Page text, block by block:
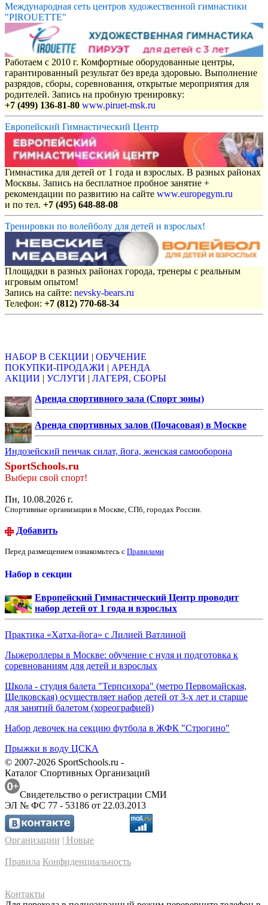
Международная сеть центров художественной гимнастики
"PIROUETTE"
Работаем с 2010 г. Комфортные оборудованные центры,
гарантированный результат без вреда здоровью. Выполнение
разрядов, сборы, соревнования, открытые мероприятия для
родителей. Запись на пробную тренировку:
+7 (499) 136-81-80 www.piruet-msk.ru
Европейский Гимнастический Центр
Гимнастика для детей от 1 года и взрослых. В разных районах
Москвы. Запись на бесплатное пробное занятие +
рекомендации по развитию на сайте www.europegym.ru
и по тел. +7 (495) 648-88-08
Тренировки по волейболу для детей и взрослых!
Площадки в разных районах города, тренеры с реальным
игровым опытом!
Запись на сайте: nevsky-bears.ru
Телефон: +7 (812) 770-68-34
НАБОР В СЕКЦИИ | ОБУЧЕНИЕ
ПОКУПКИ-ПРОДАЖИ | АРЕНДА
АКЦИИ | УСЛУГИ | ЛАГЕРЯ, СБОРЫ
Аренда спортивного зала (Спорт зоны)
Аренда спортивных залов (Почасовая) в Москве
Индозейский пенчак силат, йога, женская самооборона
SportSchools.ru
Выбери свой спорт!
Пн, 10.08.2026 г.
Спортивные организации в Москве, СПб, городах России.
Добавить
Перед размещением ознакомьтесь с Правилами
Набор в секции
Европейский Гимнастический Центр проводит
набор детей от 1 года и взрослых
Практика «Хатха-йога» с Лилией Ватлиной
Лыжероллеры в Москве: обучение с нуля и подготовка к
соревнованиям для детей и взрослых
Школа - студия балета "Терпсихора" (метро Первомайская,
Щелковская) осуществляет набор детей от 3-х лет и старше
для занятий балетом (хореографией)
Набор девочек на секцию футбола в ЖФК "Строгино"
Прыжки в воду ЦСКА
© 2007-2026 SportSchools.ru -
Каталог Спортивных Организаций
Свидетельство о регистрации СМИ
ЭЛ № ФС 77 - 53186 от 22.03.2013
Организации | Новые
Правила Конфиденциальность
Контакты